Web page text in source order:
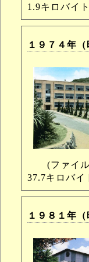
1.9キロバイ
１９７４年
(ファイル
37.7キロバイ
１９８１年